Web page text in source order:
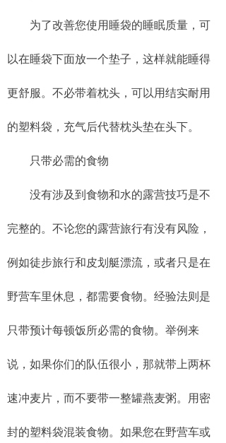
为了改善您使用睡袋的睡眠质量，可
以在睡袋下面放一个垫子，这样就能睡得
更舒服。不必带着枕头，可以用结实耐用
的塑料袋，充气后代替枕头垫在头下。
只带必需的食物
没有涉及到食物和水的露营技巧是不
完整的。不论您的露营旅行有没有风险，
例如徒步旅行和皮划艇漂流，或者只是在
野营车里休息，都需要食物。经验法则是
只带预计每顿饭所必需的食物。举例来
说，如果你们的队伍很小，那就带上两杯
速冲麦片，而不要带一整罐燕麦粥。用密
封的塑料袋混装食物。如果您在野营车或